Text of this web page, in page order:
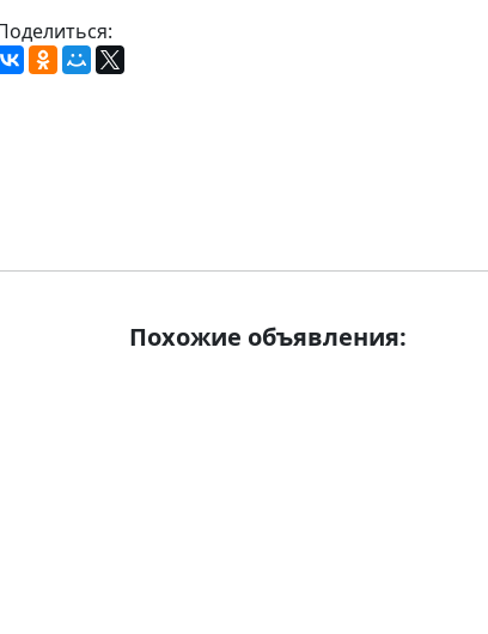
Похожие объявления: